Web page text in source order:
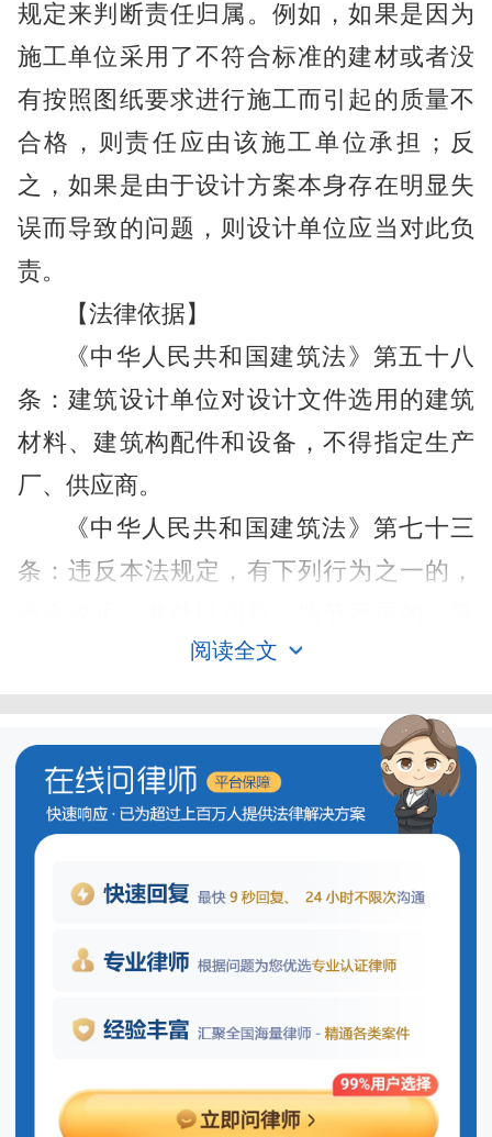
规定来判断责任归属。例如，如果是因为
施工单位采用了不符合标准的建材或者没
有按照图纸要求进行施工而引起的质量不
合格，则责任应由该施工单位承担；反
之，如果是由于设计方案本身存在明显失
误而导致的问题，则设计单位应当对此负
责。
【法律依据】
《中华人民共和国建筑法》第五十八
条：建筑设计单位对设计文件选用的建筑
材料、建筑构配件和设备，不得指定生产
厂、供应商。
《中华人民共和国建筑法》第七十三
条：违反本法规定，有下列行为之一的，
低资质等级或者吊销资质证书；造成损失
的，依法承担赔偿责任：
（一）勘察、设计单位超越其资质等
级许可范围承揽工程的；
（二）设计单位允许其他单位或者个
（三）施工单位将承包的工程转包或
者违法分包的；
或者施工技术标准施工的；
（五）施工单位在施工过程中偷工减
料的；
阅读全文